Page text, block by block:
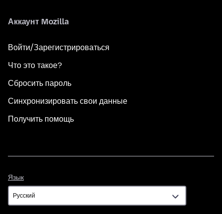
Аккаунт Mozilla
Войти/Зарегистрироваться
Что это такое?
Сбросить пароль
Синхронизировать свои данные
Получить помощь
Язык